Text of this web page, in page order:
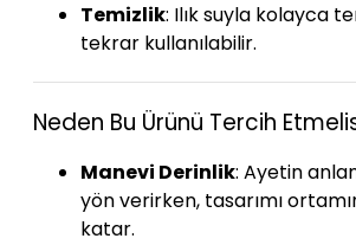
Temizlik: Ilık suyla kolayca
tekrar kullanılabilir.
Neden Bu Ürünü Tercih
Manevi Derinlik: Ayetin
yön verirken, tasarımı
katar.